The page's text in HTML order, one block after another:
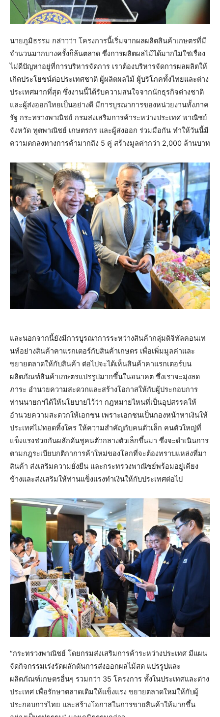
นายภูมิธรรม กล่าวว่า โครงการนี้เริ่มจากผลผลิตสินค้าเกษตรที่มี
จำนวนมากบางครั้งก็ล้นตลาด ซึ่งการผลิตผลไม้ได้มากไม่ใช่เรื่อง
ไม่ดีปัญหาอยู่ที่การบริหารจัดการ เราต้องบริหารจัดการผลผลิตให้
เกิดประโยชน์ต่อประเทศชาติ ผู้ผลิตผลไม้ ผู้บริโภคทั้งไทยและต่าง
ประเทศมากที่สุด ซึ่งงานนี้ได้รับความสนใจจากนักธุรกิจต่างชาติ
และผู้ส่งออกไทยเป็นอย่างดี มีการบูรณาการของหน่วยงานทั้งภาค
รัฐ กระทรวงพาณิชย์ กรมส่งเสริมการค้าระหว่างประเทศ พาณิชย์
จังหวัด ทูตพาณิชย์ เกษตรกร และผู้ส่งออก ร่วมมือกัน ทำให้วันนี้มี
ความตกลงทางการค้ามากถึง 5 คู่ สร้างมูลค่ากว่า 2,000 ล้านบาท
และนอกจากนี้ยังมีการบูรณาการระหว่างสินค้ากลุ่มดิจิทัลคอนเท
นท์อย่างสินค้าคาแรกเตอร์กับสินค้าเกษตร เพื่อเพิ่มมูลค่าและ
ขยายตลาดให้กับสินค้า ต่อไปจะได้เห็นสินค้าคาแรกเตอร์บน
ผลิตภัณฑ์สินค้าเกษตรแปรรูปมากขึ้นในอนาคต ซึ่งเราจะมุ่งลด
ภาระ อำนวยความสะดวกและสร้างโอกาสให้กับผู้ประกอบการ
ท่านนายกฯได้ให้นโยบายไว้ว่า กฎหมายไหนที่เป็นอุปสรรคให้
อำนวยความสะดวกให้เอกชน เพราะเอกชนเป็นกองหน้าหาเงินให้
ประเทศไม่ทอดทิ้งใคร ให้ความสำคัญกับคนตัวเล็ก คนตัวใหญ่ที่
แข็งแรงช่วยกันผลักดันชูคนตัวกลางตัวเล็กขึ้นมา ซึ่งจะดำเนินการ
ตามกฎระเบียบกติกาการค้าใหม่ของโลกที่จะต้องทราบแหล่งที่มา
สินค้า ส่งเสริมความยั่งยืน และกระทรวงพาณิชย์พร้อมอยู่เคียง
ข้างและส่งเสริมให้ท่านแข็งแรงทำเงินให้กับประเทศต่อไป
“กระทรวงพาณิชย์ โดยกรมส่งเสริมการค้าระหว่างประเทศ มีแผน
จัดกิจกรรมเร่งรัดผลักดันการส่งออกผลไม้สด แปรรูปและ
ผลิตภัณฑ์เกษตรอื่นๆ รวมกว่า 35 โครงการ ทั้งในประเทศและต่าง
ประเทศ เพื่อรักษาตลาดเดิมให้แข็งแรง ขยายตลาดใหม่ให้กับผู้
ประกอบการไทย และสร้างโอกาสในการขายสินค้าให้มากขึ้น